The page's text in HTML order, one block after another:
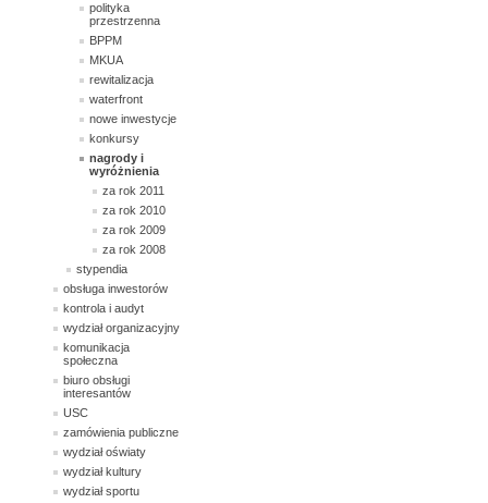
polityka
przestrzenna
BPPM
MKUA
rewitalizacja
waterfront
nowe inwestycje
konkursy
nagrody i
wyróżnienia
za rok 2011
za rok 2010
za rok 2009
za rok 2008
stypendia
obsługa inwestorów
kontrola i audyt
wydział organizacyjny
komunikacja
społeczna
biuro obsługi
interesantów
USC
zamówienia publiczne
wydział oświaty
wydział kultury
wydział sportu